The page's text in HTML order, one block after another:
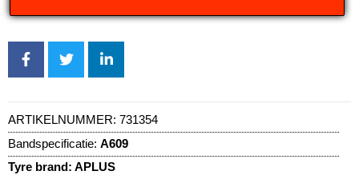
ARTIKELNUMMER: 731354
Bandspecificatie: A609
Tyre brand: APLUS